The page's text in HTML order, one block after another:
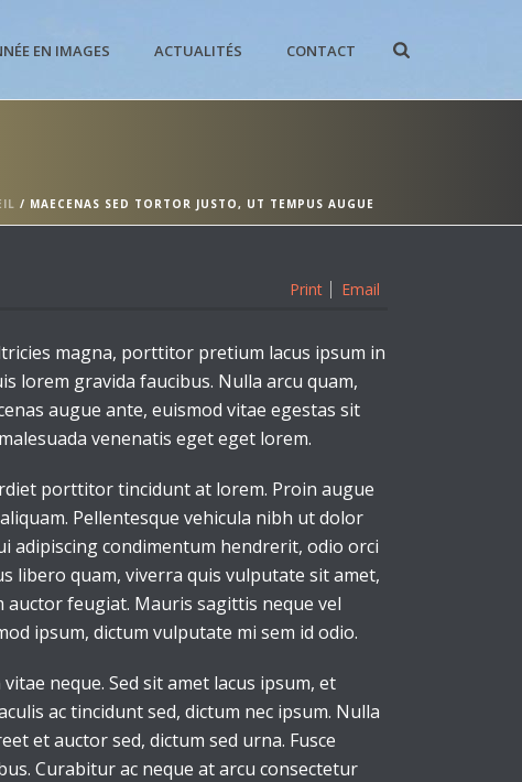
EN IMAGES ACTUALITÉS CONTACT
/ MAECENAS SED TORTOR JUSTO, UT TEMPUS AUGUE
Print Email
magna, porttitor pretium lacus ipsum in
lorem gravida faucibus. Nulla arcu quam,
augue ante, euismod vitae egestas sit
venenatis eget eget lorem.
porttitor tincidunt at lorem. Proin augue
Pellentesque vehicula nibh ut dolor
adipiscing condimentum hendrerit, odio orci
libero quam, viverra quis vulputate sit amet,
feugiat. Mauris sagittis neque vel
ipsum, dictum vulputate mi sem id odio.
neque. Sed sit amet lacus ipsum, et
ac tincidunt sed, dictum nec ipsum. Nulla
et auctor sed, dictum sed urna. Fusce
Curabitur ac neque at arcu consectetur